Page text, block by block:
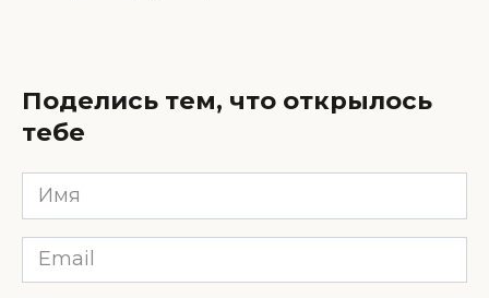
Поделись тем, что открылось
тебе
Имя
*
Email
*